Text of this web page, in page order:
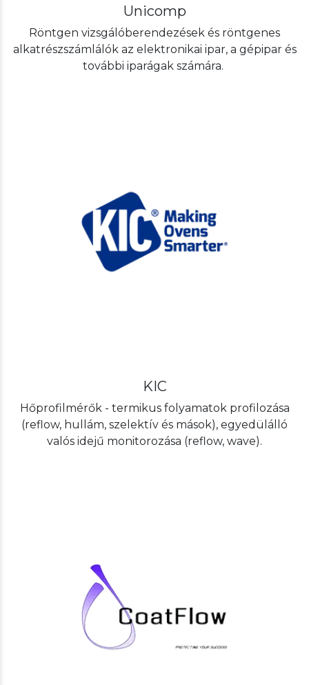
Unicomp
Röntgen vizsgálóberendezések és röntgenes
alkatrészszámlálók az elektronikai ipar, a gépipar és
további iparágak számára.
KIC
Hőprofilmérők - termikus folyamatok profilozása
(reflow, hullám, szelektív és mások), egyedülálló
valós idejű monitorozása (reflow, wave).